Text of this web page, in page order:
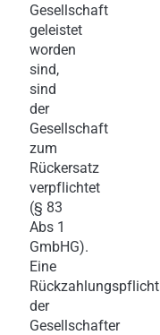
Gesellschaft
geleistet
worden
sind,
sind
der
Gesellschaft
zum
Rückersatz
verpflichtet
(§ 83
Abs 1
GmbHG).
Eine
Rückzahlungspflicht
der
Gesellschafter